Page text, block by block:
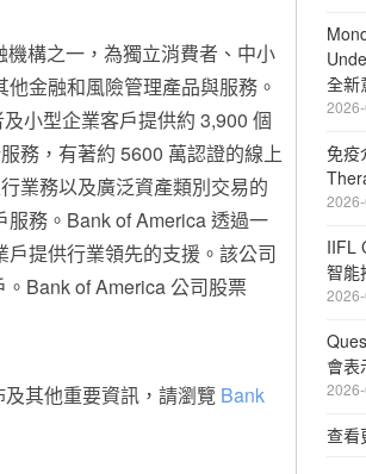
構之一，為獨立消費者、中小
金融和風險管理產品與服務。
小型企業客戶提供約 3,900 個
務，有著約 5600 萬認證的線上
業務以及廣泛資產類別交易的
務。Bank of America 透過一
提供行業領先的支援。該公司
Bank of America 公司股票
其他重要資訊，請瀏覽 Bank
全新
免疫
IIFL
智能
會表
查看